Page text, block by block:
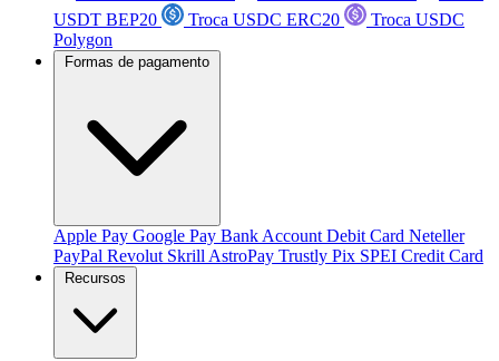
USDT BEP20
Troca USDC ERC20
Troca USDC
Polygon
Formas de pagamento
Apple Pay Google Pay Bank Account Debit Card Neteller
PayPal Revolut Skrill AstroPay Trustly Pix SPEI Credit Card
Recursos